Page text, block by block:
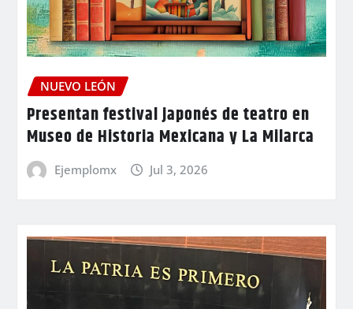
NUEVO LEÓN
Presentan festival japonés de teatro en
Museo de Historia Mexicana y La Milarca
Ejemplomx Jul 3, 2026